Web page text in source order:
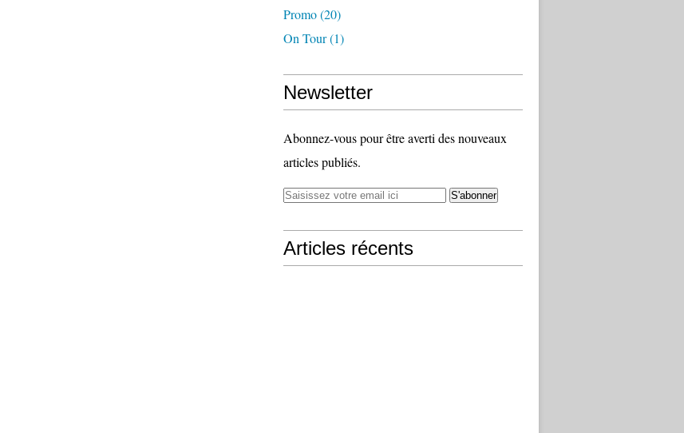
Promo(20)
On Tour(1)
Newsletter
Abonnez-vous pour être averti des nouveaux
articles publiés.
Articles récents